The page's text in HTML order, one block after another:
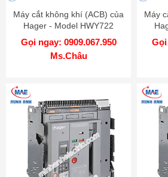
Máy cắt không khí (ACB) của
Hager - Model HWY722
Gọi ngay: 0909.067.950
Ms.Châu
Máy
Gọi